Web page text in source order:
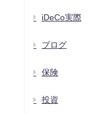
iDeCo実際
ブログ
保険
投資